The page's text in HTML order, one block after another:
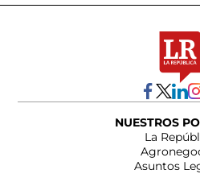
NUESTROS
La
Asuntos